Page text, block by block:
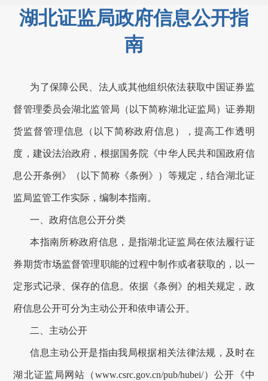
湖北证监局政府信息公开指
南
为了保障公民、法人或其他组织依法获取中国证券监
督管理委员会湖北监管局 （以下简称湖北证监局）证券期
货监督管理信息（以下简称政府信息），提高工作透明
度，建设法治政府，根据国务院《中华人民共和国政府信
息公开条例》（以下简称《条例》）等规定，结合湖北证
监局监管工作实际，编制本指南。
一、政府信息公开分类
本指南所称政府信息 ，是指湖北证监局在依法履行证
券期货市场监督管理职能的过程中制作或者获取的，以一
定形式记录、保存的信息。依据《条例》的相关规定，政
府信息公开可分为主动公开和依申请公开。
二、 主动公开
信息主动公开是指由我局根据相关法律法规 ， 及时在
湖北证监局网站（www.csrc.gov.cn/pub/hubei/）公开 《中